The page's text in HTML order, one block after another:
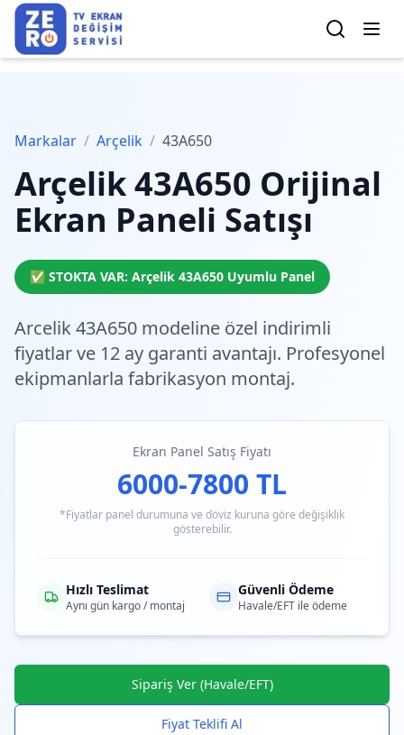
Markalar / Arçelik / 43A650
Arçelik43A650 Orijinal
Ekran Paneli Satışı
✅ STOKTA VAR: Arçelik 43A650 Uyumlu Panel
Arcelik 43A650 modeline özel indirimli
fiyatlarve 12 ay garanti avantajı. Profesyonel
ekipmanlarla fabrikasyon montaj.
Ekran Panel Satış Fiyatı
6000-7800 TL
*Fiyatlar panel durumuna ve döviz kuruna göre değişiklik
gösterebilir.
Hızlı Teslimat
Aynı gün kargo / montaj
Güvenli Ödeme
Havale/EFT ile ödeme
Sipariş Ver (Havale/EFT)
Fiyat Teklifi Al